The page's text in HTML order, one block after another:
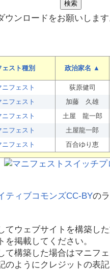
ウンロードをお願いします
ェスト種別 政治家名 ▲
フェスト 荻原健司
フェスト 加藤 久雄
フェスト 土屋 龍一郎
フェスト 土屋龍一郎
フェスト 百合ゆり恵
ティブコモンズCC-BYの
ウェブサイトを構築した
掲載してください。
構築した場合はマニフ
ようにクレジットの表記